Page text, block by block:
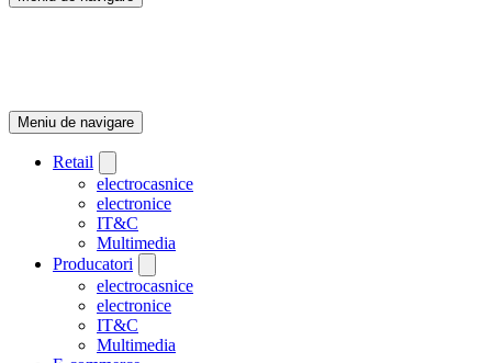
Meniu de navigare
Retail
electrocasnice
electronice
IT&C
Multimedia
Producatori
electrocasnice
electronice
IT&C
Multimedia